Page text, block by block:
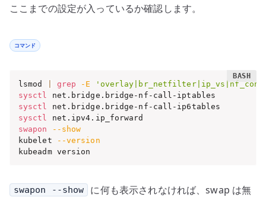
ここまでの設定が入っているか確認します。
コマンド
lsmod grep -E
sysctl
sysctl
sysctl
swapon
--show
kubelet
--version
kubeadm version
swapon --show
に何も表示されなければ、swap は無